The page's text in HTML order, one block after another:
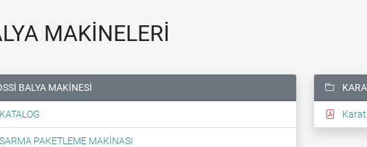
MAKİNELERİ
BALYA MAKİNESİ
PAKETLEME MAKİNASI